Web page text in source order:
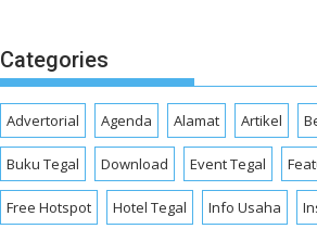
Categories
Advertorial Agenda Alamat Artikel
Buku Tegal Download Event Tegal
Free Hotspot Hotel Tegal Info Usaha